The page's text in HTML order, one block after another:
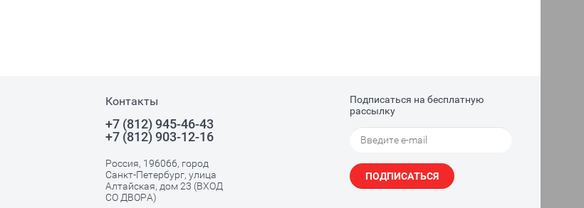
Контакты
+7 (812) 945-46-43
+7 (812) 903-12-16
Россия, 196066, город
Санкт-Петербург, улица
Алтайская, дом 23 (ВХОД
СО ДВОРА)
Подписаться на бесплатную
рассылку
ПОДПИСАТЬСЯ